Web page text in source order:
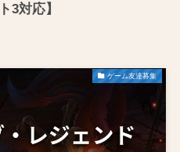
3対応】
ゲーム友達募集